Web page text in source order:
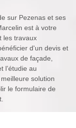
sur Pezenas et ses
est à votre
les travaux
d'un devis et
de façade,
l’étudie au
solution
le formulaire de